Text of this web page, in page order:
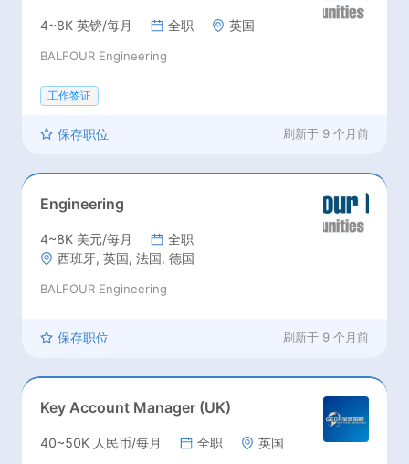
4~8K 英镑/每月 全职 英国
BALFOUR Engineering
工作签证
保存职位 刷新于 9 个月前
Engineering
4~8K 美元/每月
全职
西班牙, 英国, 法国, 德国
BALFOUR Engineering
保存职位 刷新于 9 个月前
Key Account Manager (UK)
40~50K 人民币/每月 全职 英国